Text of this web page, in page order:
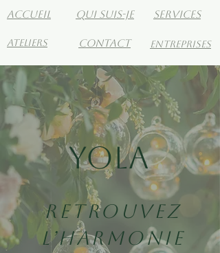
Entreprises
contact
ateliers
ACCueil Qui suis-je services
Yola
Retrouvez
l’harmonie